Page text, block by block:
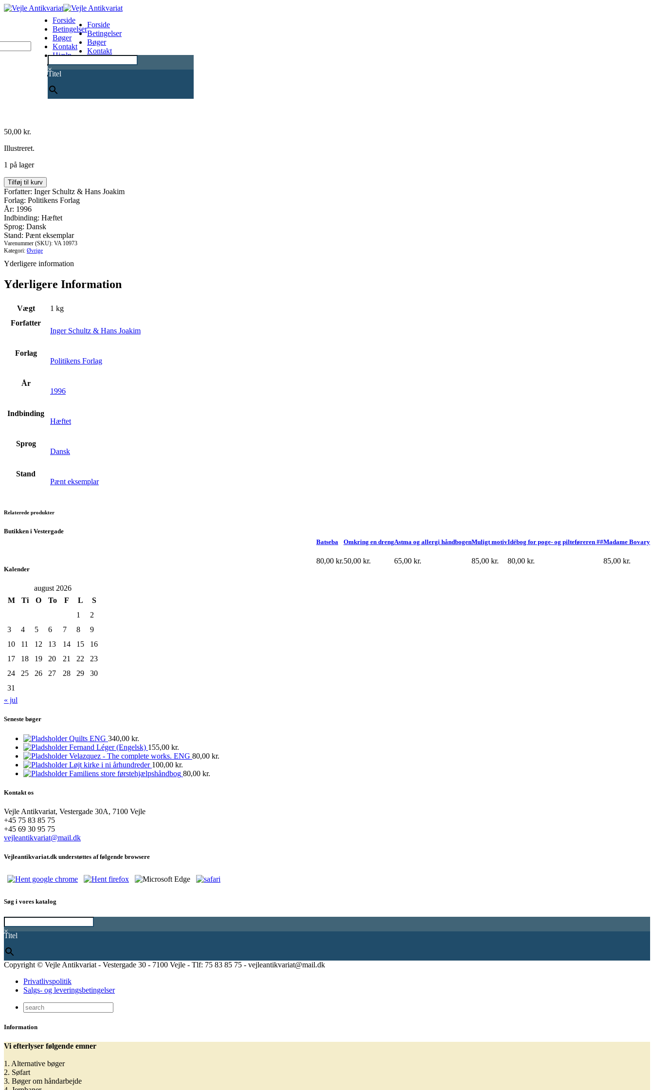
×
Titel
Forside
Betingelser
Bøger
Kontakt
Hjælp
0
Forside
Betingelser
Bøger
Kontakt
50,00 kr.
Illustreret.
1 på lager
Turen
går
til
Kreta
antal
Tilføj til kurv
Forfatter: Inger Schultz & Hans Joakim
Forlag: Politikens Forlag
År: 1996
Indbinding: Hæftet
Sprog: Dansk
Stand: Pænt eksemplar
Varenummer (SKU): VA 10973
Kategori: Øvrige
Yderligere information
Yderligere Information
Vægt
1 kg
Forfatter
Inger Schultz & Hans Joakim
Forlag
Politikens Forlag
År
1996
Indbinding
Hæftet
Sprog
Dansk
Stand
Pænt eksemplar
Relaterede produkter
Madame Bovary
85,00 kr.
Idébog for poge- og pilteføreren ##
80,00 kr.
Muligt motiv
85,00 kr.
Astma og allergi håndbogen
65,00 kr.
Omkring en dreng
50,00 kr.
Batseba
80,00 kr.
Butikken i Vestergade
Kalender
august 2026
M
Ti O To F L
S
1
2
3
4 5 6 7 8
9
10
11 12 13 14 15
16
17
18 19 20 21 22
23
24
25 26 27 28 29
30
31
« jul
Seneste bøger
Quilts ENG 340,00 kr.
Fernand Léger (Engelsk) 155,00 kr.
Velazquez - The complete works. ENG 80,00 kr.
Løjt kirke i ni århundreder 100,00 kr.
Familiens store førstehjælpshåndbog 80,00 kr.
Kontakt os
Vejle Antikvariat, Vestergade 30A, 7100 Vejle
+45 75 83 85 75
+45 69 30 95 75
vejleantikvariat@mail.dk
Vejleantikvariat.dk understøttes af følgende browsere
Søg i vores katalog
×
Titel
Copyright © Vejle Antikvariat - Vestergade 30 - 7100 Vejle - Tlf: 75 83 85 75 - vejleantikvariat@mail.dk
Privatlivspolitik
Salgs- og leveringsbetingelser
Information
Vi efterlyser følgende emner
1. Alternative bøger
2. Søfart
3. Bøger om håndarbejde